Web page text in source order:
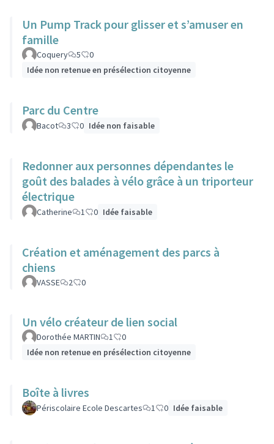
Un Pump Track pour glisser et s’amuser en
famille
Coquery 5
0
Idée non retenue en présélection citoyenne
Parc du Centre
Bacot 3 0 Idée non faisable
Redonner aux personnes dépendantes le
goût des balades à vélo grâce à un triporteur
électrique
Catherine 1 0 Idée faisable
Création et aménagement des parcs à
chiens
VASSE 2 0
Un vélo créateur de lien social
Dorothée MARTIN 1
0
Idée non retenue en présélection citoyenne
Boîte à livres
Périscolaire Ecole Descartes 1 0 Idée faisable